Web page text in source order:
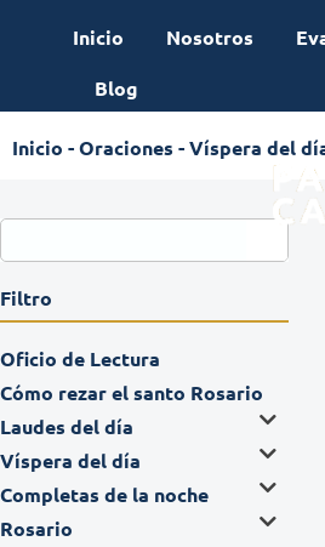
Inicio Nosotros
Blog
Inicio -Oraciones -Víspera del
Filtro
Oficio de Lectura
Cómo rezar el santo Rosario
Laudes del día
Víspera del día
Completas de la noche
Rosario